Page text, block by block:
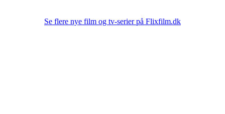
Se flere nye film og tv-serier på Flixfilm.dk